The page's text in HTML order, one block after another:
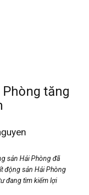
tăng
sản Hải Phòng đã
động sản Hải Phòng
đang tìm kiếm lợi